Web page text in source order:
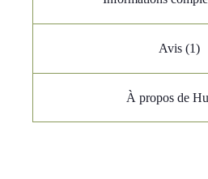
Avis (1)
À propos de